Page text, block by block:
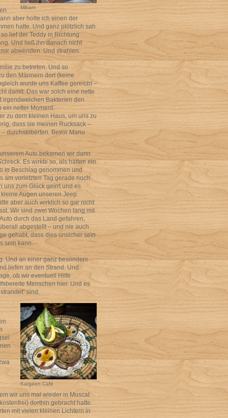
Mibam
aber holte ich einen der
hatte. Und ganz plötzlich sah
lief der Teddy in Richtung
Und ließ ihn danach nicht
abwenden. Und strahlen.
zu betreten. Und so
den Männern dort (keine
wurde uns Kaffee gereicht –
damit. Das war solch eine nette
irgendwelchen Bakterien den
ein netter Moment.
zu dem kleinen Haus, um uns zu
dass sie meinen Rucksack –
durchstöberten. Bevor Manu
Auto bekamen wir dann
Es wirkte so, als hätten ein
in Beschlag genommen und
am vorletzten Tag gerade noch
uns zum Glück geirrt und es
Augen unseren Jeep
aber auch wirklich so gar nicht
Wir sind zwei Wochen lang mit
durch das Land gefahren,
abgestellt – und nie auch
gehabt, dass dies unsicher sein
sein kann.
Und an einer ganz besonders
liefen an den Strand. Und
ob wir eventuell Hilfe
Menschen hier. Und es
sind.
Kargeen Café
wir uns mal wieder in Muscat
dorthin gebracht hatte.
mit vielen kleinen Lichtern in